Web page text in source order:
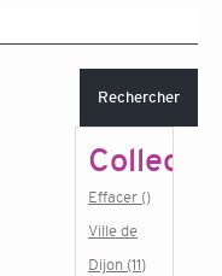
Rechercher
Effacer ()
Ville de
Dijon (11)